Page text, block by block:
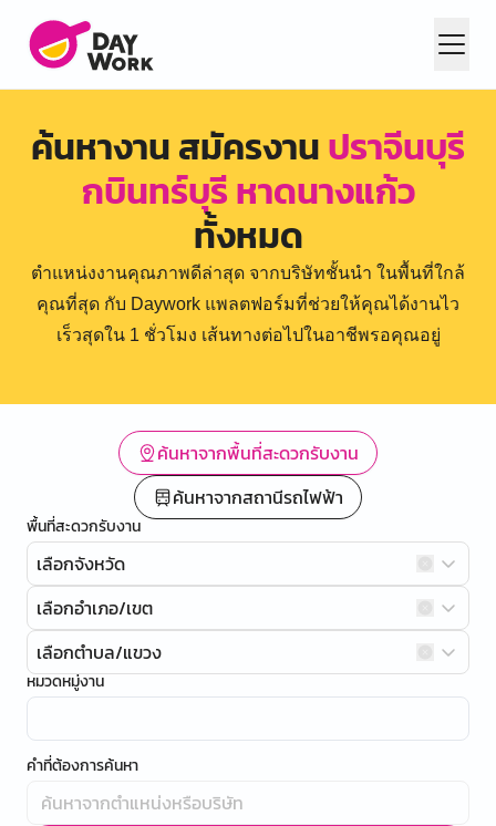
ค้นหางาน สมัครงานปราจีนบุรี
กบินทร์บุรี หาดนางแก้ว
ทั้งหมด
ตำแหน่งงานคุณภาพดีล่าสุด จากบริษัทชั้นนำ ในพื้นที่ใกล้
คุณที่สุด กับ Daywork แพลตฟอร์มที่ช่วยให้คุณได้งานไว
เร็วสุดใน 1 ชั่วโมง เส้นทางต่อไปในอาชีพรอคุณอยู่
ค้นหาจากพื้นที่สะดวกรับงาน
ค้นหาจากสถานีรถไฟฟ้า
พื้นที่สะดวกรับงาน
เลือกจังหวัด
เลือกอำเภอ/เขต
เลือกตำบล/แขวง
หมวดหมู่งาน
คำที่ต้องการค้นหา